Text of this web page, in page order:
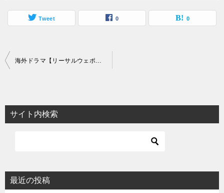
Tweet 0 0
投
ビ
ゲ
ョ
ン
海外ドラマ【リーサルウェポンシーズン3】あらすじ10話～12話と感想-絡み合う事件
サイト内検索
最近の投稿